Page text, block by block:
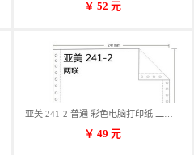
￥ 52元
亚美 241-2 普通 彩色电脑打印纸 二联 900张/箱 蓝包装 三等份
￥ 49元